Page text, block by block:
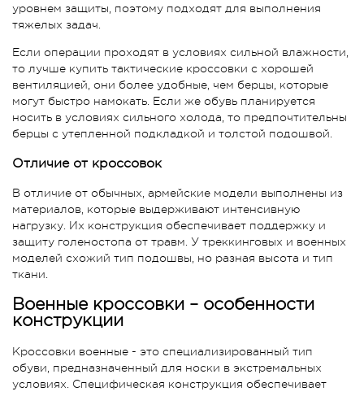
уровнем защиты, поэтому подходят для выполнения
тяжелых задач.
Если операции проходят в условиях сильной влажности,
то лучше купить тактические кроссовки с хорошей
вентиляцией, они более удобные, чем берцы, которые
могут быстро намокать. Если же обувь планируется
носить в условиях сильного холода, то предпочтительны
берцы с утепленной подкладкой и толстой подошвой.
Отличие от кроссовок
В отличие от обычных, армейские модели выполнены из
материалов, которые выдерживают интенсивную
нагрузку. Их конструкция обеспечивает поддержку и
защиту голеностопа от травм. У треккинговых и военных
моделей схожий тип подошвы, но разная высота и тип
ткани.
Военные кроссовки – особенности
конструкции
Кроссовки военные - это специализированный тип
обуви, предназначенный для носки в экстремальных
условиях. Специфическая конструкция обеспечивает